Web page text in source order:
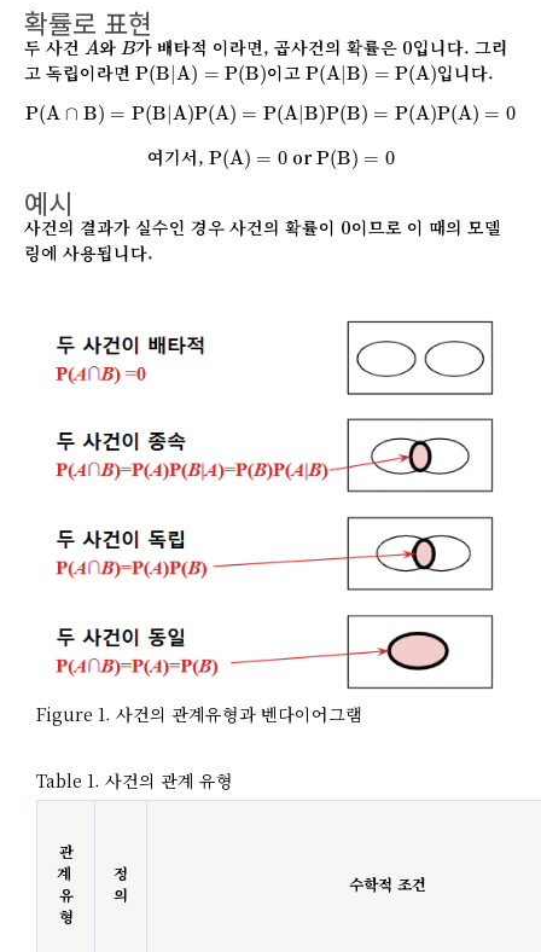
확률로 표현
두 사건 A
A와 B
B가 배타적 이라면, 곱사건의 확률은 0입니다. 그리
고 독립이라면 P(B| A) = P(B)
P(B| A) = (B) 이고 P(A |B) = P(A)
P(A|B)= P(A) 입니다.
P(A ∩ B) = P(B|A)P(A) = P(A|B)P(B) = P(A)P(A) = 0
P( A∩B )=P(B|A)P(A )= P(A |B)P(B)= P A)P(A)=0
여기서, P(A) = 0
P(A) or P(B) = 0
P(B)=
예시
사건의 결과가 실수인 경우 사건의 확률이 0이므로 이 때의 모델
링에 사용됩니다.
Figure 1. 사건의 관계유형과 벤다이어그램
Table 1. 사건의 관계 유형
관
계
유
형
정
의
수학적 조건